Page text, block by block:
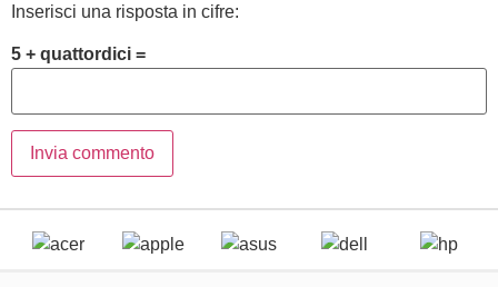
Inserisci una risposta in cifre:
5 + quattordici =